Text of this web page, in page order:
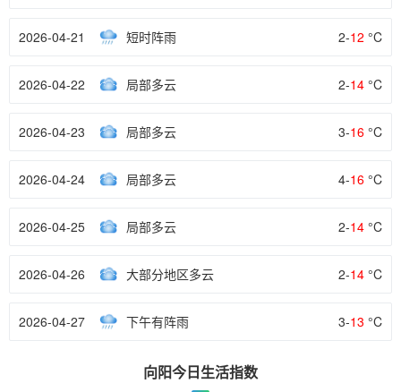
2026-04-21 短时阵雨 2-12 °C
2026-04-22 局部多云 2-14 °C
2026-04-23 局部多云 3-16 °C
2026-04-24 局部多云 4-16 °C
2026-04-25 局部多云 2-14 °C
2026-04-26 大部分地区多云 2-14 °C
2026-04-27 下午有阵雨 3-13 °C
向阳今日生活指数